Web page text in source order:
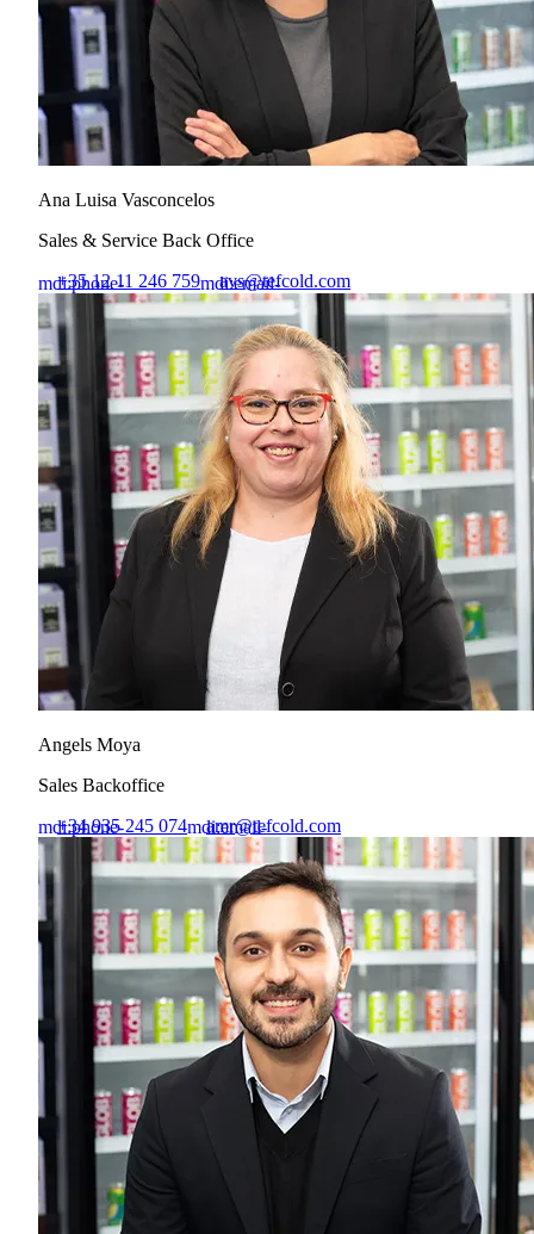
Ana Luisa Vasconcelos
Sales & Service Back Office
mdi:phone-
outline
+35 12 11 246 759mdi:email-
outline
avs@tefcold.com
Angels Moya
Sales Backoffice
mdi:phone-
outline
+34 935 245 074mdi:email-
outline
amr@tefcold.com